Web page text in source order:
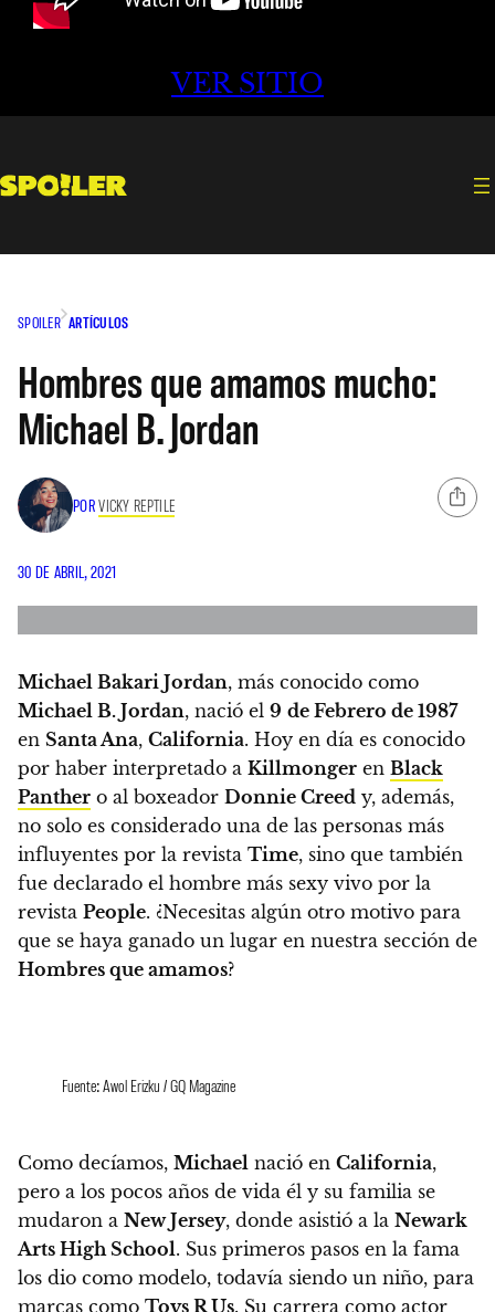
VER SITIO
SPOILER ARTÍCULOS
Hombres que amamos mucho:
Michael B. Jordan
PORVICKY REPTILE
30 DE ABRIL, 2021
Michael Bakari Jordan, más conocido como
Michael B. Jordan, nació el 9 de Febrero de 1987
en Santa Ana, California. Hoy en día es conocido
por haber interpretado a Killmonger en Black
Panther o al boxeador Donnie Creed y, además,
no solo es considerado una de las personas más
influyentes por la revista Time, sino que también
fue declarado el hombre más sexy vivo por la
revista People. ¿Necesitas algún otro motivo para
que se haya ganado un lugar en nuestra sección de
Hombres que amamos?
Fuente: Awol Erizku / GQ Magazine
Como decíamos, Michael nació en California,
pero a los pocos años de vida él y su familia se
mudaron a New Jersey, donde asistió a la Newark
Arts High School. Sus primeros pasos en la fama
los dio como modelo, todavía siendo un niño, para
marcas como Toys R Us. Su carrera como actor